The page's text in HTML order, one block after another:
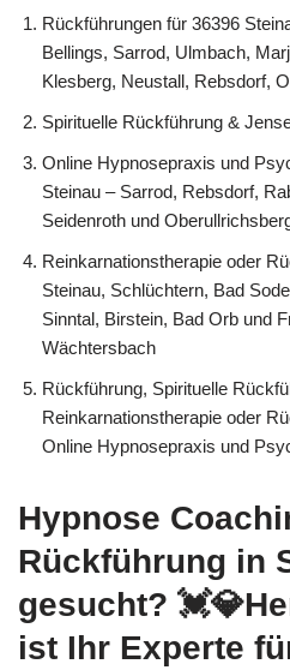
Rückführungen für 36396
Bellings, Sarrod, Ulmbach,
Klesberg, Neustall, Rebsdorf,
Spirituelle Rückführung &
Online Hypnosepraxis und
Steinau – Sarrod, Rebsdorf,
Seidenroth und
Reinkarnationstherapie oder
Steinau, Schlüchtern, Bad
Sinntal, Birstein, Bad Orb und
Wächtersbach
Rückführung, Spirituelle
Reinkarnationstherapie oder
Online Hypnosepraxis und
Hypnose
Rückführung in
gesucht?
ist Ihr Experte